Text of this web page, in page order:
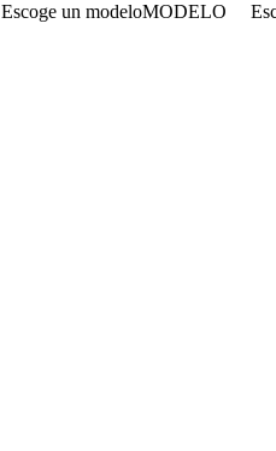
Escoge un modeloMODELO